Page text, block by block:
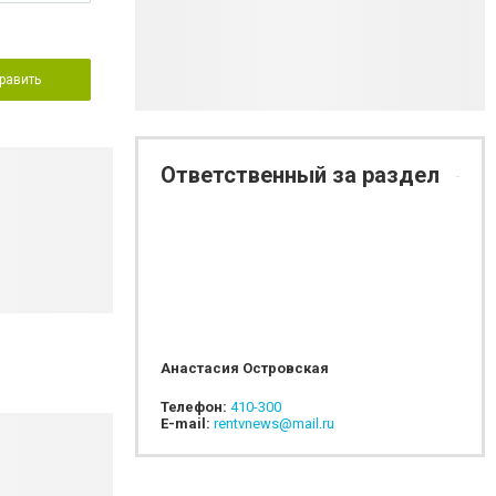
Ответственный за раздел
Анастасия Островская
Телефон: 410-300
E-mail: rentvnews@mail.ru